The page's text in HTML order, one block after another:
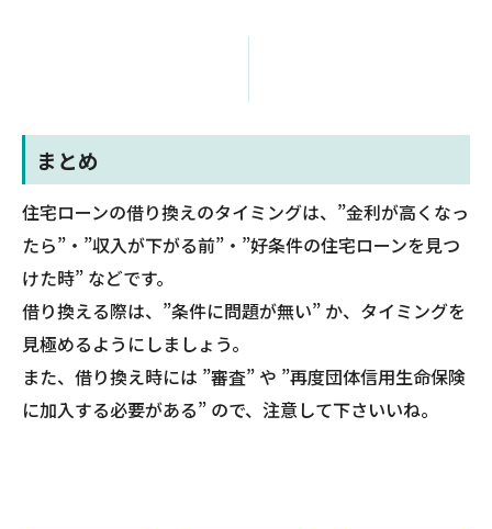
まとめ
住宅ローンの借り換えのタイミングは、”金利が高くなっ
たら”・”収入が下がる前”・”好条件の住宅ローンを見つ
けた時” などです。
借り換える際は、”条件に問題が無い” か、タイミングを
見極めるようにしましょう。
また、借り換え時には ”審査” や ”再度団体信用生命保険
に加入する必要がある” ので、注意して下さいいね。